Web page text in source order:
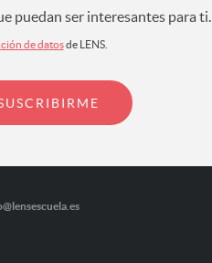
puedan ser interesantes para ti.
de datosde LENS.